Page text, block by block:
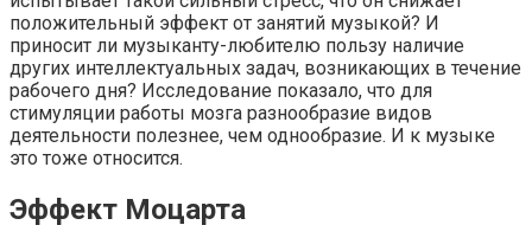
положительный эффект от занятий музыкой? И
приносит ли музыканту-любителю пользу наличие
других интеллектуальных задач, возникающих в течение
рабочего дня? Исследование показало, что для
стимуляции работы мозга разнообразие видов
деятельности полезнее, чем однообразие. И к музыке
это тоже относится.
Эффект Моцарта